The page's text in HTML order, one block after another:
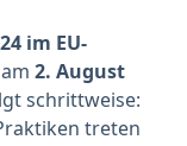
im EU-
2. August
schrittweise:
treten